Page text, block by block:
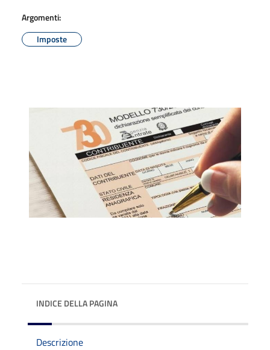
Argomenti:
Imposte
INDICE DELLA PAGINA
Descrizione